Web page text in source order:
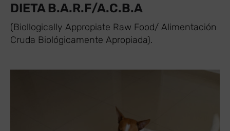
DIETA B.A.R.F/A.C.B.A
(Biollogically Appropiate Raw Food/ Alimentación
Cruda Biológicamente Apropiada).